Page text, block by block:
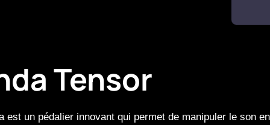
Tensor
est un pédalier innovant qui permet de manipuler le son